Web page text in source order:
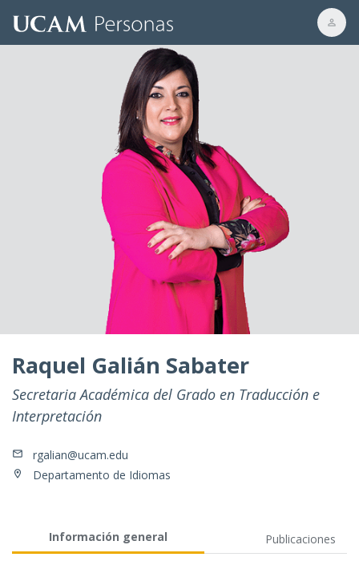
Raquel Galián Sabater
Secretaria Académica del Grado en Traducción e
Interpretación
rgalian@ucam.edu
Departamento de Idiomas
Información general Publicaciones